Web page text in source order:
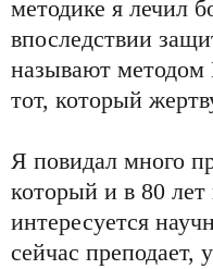
методике я лечил
впоследствии
называют методом
тот, который
Я повидал много
который и в 80 лет
интересуется
сейчас преподает,